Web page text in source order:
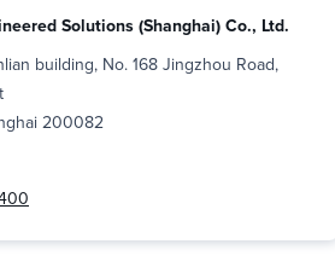
Solutions (Shanghai) Co., Ltd.
building, No. 168 Jingzhou Road,
200082